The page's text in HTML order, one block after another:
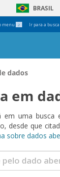
menu 2 Ir para a busca
BRASIL
dados
em
em uma busca
desde que
sobre dados